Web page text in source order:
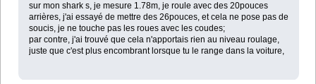
sur mon shark s, je mesure 1.78m, je roule avec des 20pouces
arrières, j'ai essayé de mettre des 26pouces, et cela ne pose pas de
soucis, je ne touche pas les roues avec les coudes;
par contre, j'ai trouvé que cela n'apportais rien au niveau roulage,
juste que c'est plus encombrant lorsque tu le range dans la voiture,